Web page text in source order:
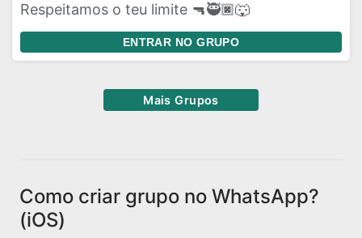
Respeitamos o teu limite 🔫🥷🏿🐺
ENTRAR NO GRUPO
Mais Grupos
Como criar grupo no WhatsApp?
(iOS)